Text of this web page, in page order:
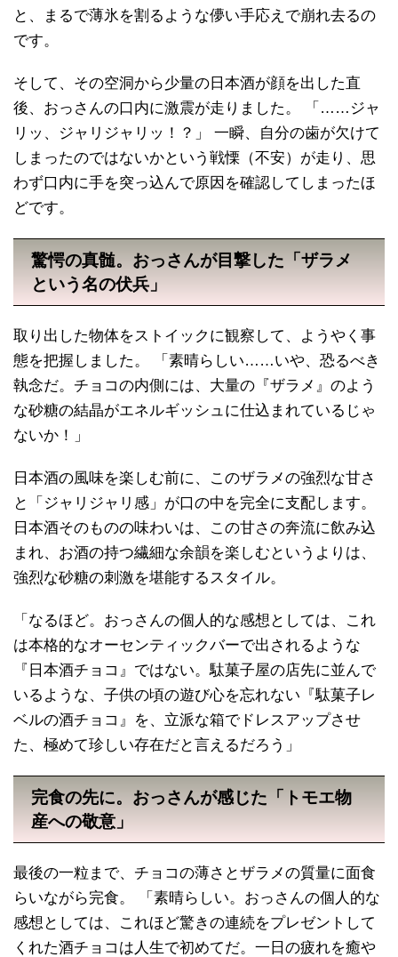
と、まるで薄氷を割るような儚い手応えで崩れ去るの
です。
そして、その空洞から少量の日本酒が顔を出した直
後、おっさんの口内に激震が走りました。 「……ジャ
リッ、ジャリジャリッ！？」 一瞬、自分の歯が欠けて
しまったのではないかという戦慄（不安）が走り、思
わず口内に手を突っ込んで原因を確認してしまったほ
どです。
驚愕の真髄。おっさんが目撃した「ザラメ
という名の伏兵」
取り出した物体をストイックに観察して、ようやく事
態を把握しました。 「素晴らしい……いや、恐るべき
執念だ。チョコの内側には、大量の『ザラメ』のよう
な砂糖の結晶がエネルギッシュに仕込まれているじゃ
ないか！」
日本酒の風味を楽しむ前に、このザラメの強烈な甘さ
と「ジャリジャリ感」が口の中を完全に支配します。
日本酒そのものの味わいは、この甘さの奔流に飲み込
まれ、お酒の持つ繊細な余韻を楽しむというよりは、
強烈な砂糖の刺激を堪能するスタイル。
「なるほど。おっさんの個人的な感想としては、これ
は本格的なオーセンティックバーで出されるような
『日本酒チョコ』ではない。駄菓子屋の店先に並んで
いるような、子供の頃の遊び心を忘れない『駄菓子レ
ベルの酒チョコ』を、立派な箱でドレスアップさせ
た、極めて珍しい存在だと言えるだろう」
完食の先に。おっさんが感じた「トモエ物
産への敬意」
最後の一粒まで、チョコの薄さとザラメの質量に面食
らいながら完食。 「素晴らしい。おっさんの個人的な
感想としては、これほど驚きの連続をプレゼントして
くれた酒チョコは人生で初めてだ。一日の疲れを癒や